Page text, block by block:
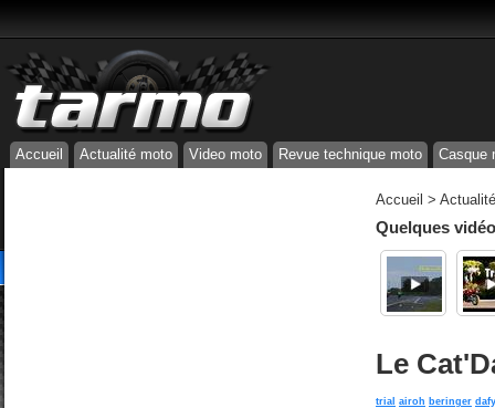
Accueil Actualité moto Video moto Revue technique moto Casque
Accueil >
Quelques
Le
trial airoh beringer dafy